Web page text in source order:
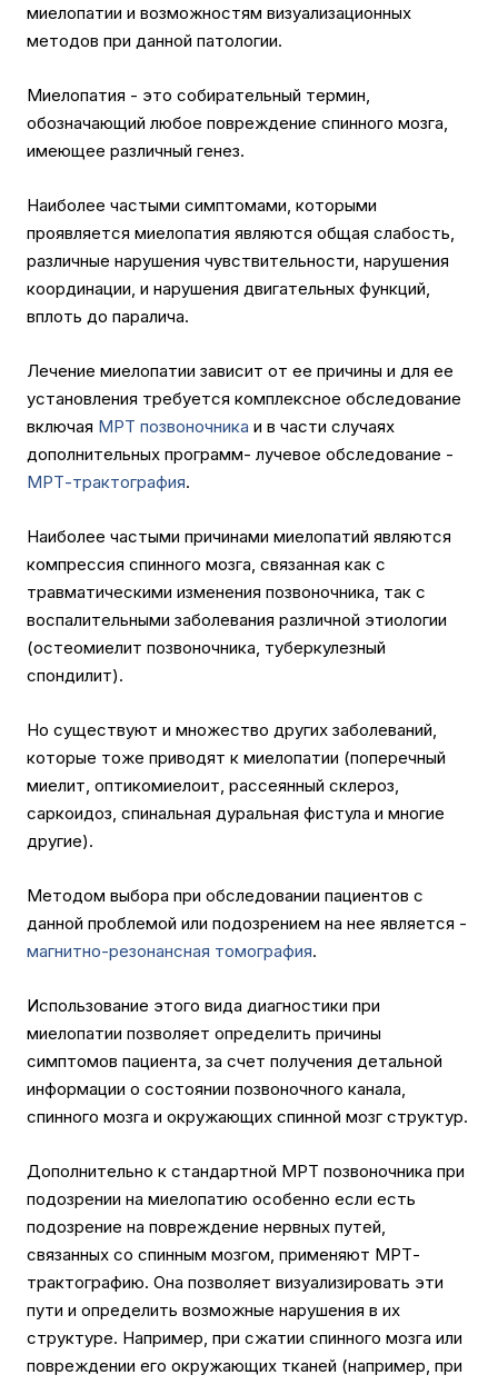
миелопатии и возможностям визуализационных
методов при данной патологии.
Миелопатия - это собирательный термин,
обозначающий любое повреждение спинного мозга,
имеющее различный генез.
Наиболее частыми симптомами, которыми
проявляется миелопатия являются общая слабость,
различные нарушения чувствительности, нарушения
координации, и нарушения двигательных функций,
вплоть до паралича.
Лечение миелопатии зависит от ее причины и для ее
установления требуется комплексное обследование
включая МРТ позвоночника и в части случаях
дополнительных программ- лучевое обследование -
МРТ-трактография.
Наиболее частыми причинами миелопатий являются
компрессия спинного мозга, связанная как с
травматическими изменения позвоночника, так с
воспалительными заболевания различной этиологии
(остеомиелит позвоночника, туберкулезный
спондилит).
Но существуют и множество других заболеваний,
которые тоже приводят к миелопатии (поперечный
миелит, оптикомиелоит, рассеянный склероз,
саркоидоз, спинальная дуральная фистула и многие
другие).
Методом выбора при обследовании пациентов с
данной проблемой или подозрением на нее является -
магнитно-резонансная томография.
Использование этого вида диагностики при
миелопатии позволяет определить причины
симптомов пациента, за счет получения детальной
информации о состоянии позвоночного канала,
спинного мозга и окружающих спинной мозг структур.
Дополнительно к стандартной МРТ позвоночника при
подозрении на миелопатию особенно если есть
подозрение на повреждение нервных путей,
связанных со спинным мозгом, применяют МРТ-
трактографию. Она позволяет визуализировать эти
пути и определить возможные нарушения в их
структуре. Например, при сжатии спинного мозга или
повреждении его окружающих тканей (например, при